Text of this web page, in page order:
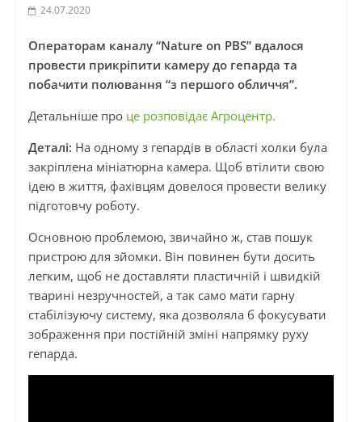
24.07.2020
Операторам каналу “Nature on PBS” вдалося
провести прикріпити камеру до гепарда та
побачити полювання “з першого обличчя”.
Детальніше про це розповідає Агроцентр.
Деталі: На одному з гепардів в області холки була
закріплена мініатюрна камера. Щоб втілити свою
ідею в життя, фахівцям довелося провести велику
підготовчу роботу.
Основною проблемою, звичайно ж, став пошук
пристрою для зйомки. Він повинен бути досить
легким, щоб не доставляти пластичній і швидкій
тварині незручностей, а так само мати гарну
стабілізуючу систему, яка дозволяла б фокусувати
зображення при постійній зміні напрямку руху
гепарда.